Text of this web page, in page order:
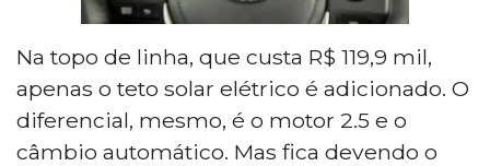
Na topo de linha, que custa R$ 119,9 mil,
apenas o teto solar elétrico é adicionado. O
diferencial, mesmo, é o motor 2.5 e o
câmbio automático. Mas fica devendo o